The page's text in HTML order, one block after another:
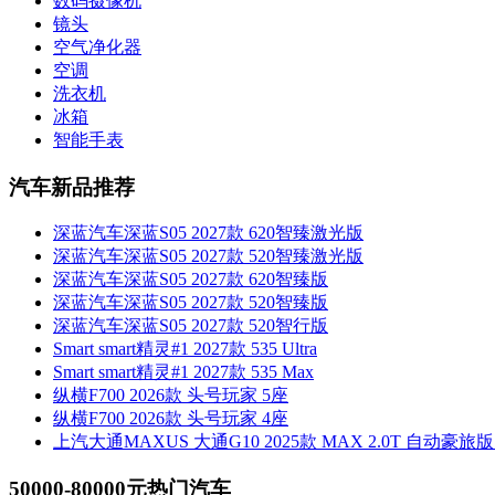
镜头
空气净化器
空调
洗衣机
冰箱
智能手表
汽车新品推荐
深蓝汽车深蓝S05 2027款 620智臻激光版
深蓝汽车深蓝S05 2027款 520智臻激光版
深蓝汽车深蓝S05 2027款 620智臻版
深蓝汽车深蓝S05 2027款 520智臻版
深蓝汽车深蓝S05 2027款 520智行版
Smart smart精灵#1 2027款 535 Ultra
Smart smart精灵#1 2027款 535 Max
纵横F700 2026款 头号玩家 5座
纵横F700 2026款 头号玩家 4座
上汽大通MAXUS 大通G10 2025款 MAX 2.0T 自动豪旅
50000-80000元热门汽车